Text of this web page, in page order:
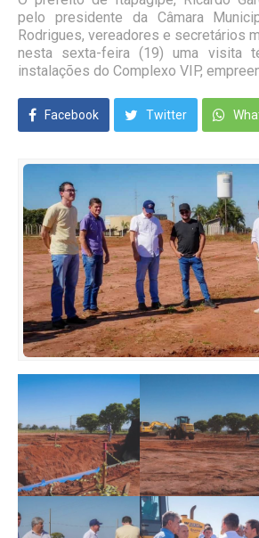
pelo presidente da Câmara
Rodrigues, vereadores e secretários
nesta sexta-feira (19) uma visita
instalações do Complexo VIP,
Facebook Twitter